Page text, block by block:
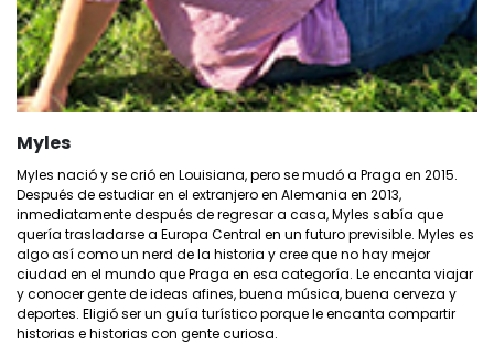
Myles
Myles nació y se crió en Louisiana, pero se mudó a Praga en 2015.
Después de estudiar en el extranjero en Alemania en 2013,
inmediatamente después de regresar a casa, Myles sabía que
quería trasladarse a Europa Central en un futuro previsible. Myles es
algo así como un nerd de la historia y cree que no hay mejor
ciudad en el mundo que Praga en esa categoría. Le encanta viajar
y conocer gente de ideas afines, buena música, buena cerveza y
deportes. Eligió ser un guía turístico porque le encanta compartir
historias e historias con gente curiosa.